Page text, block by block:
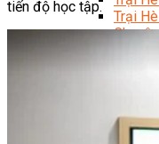
Trại
Khóa
Khóa
Khóa
tiến độ học tập.